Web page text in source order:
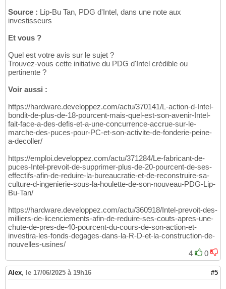
Source : Lip-Bu Tan, PDG d'Intel, dans une note aux
investisseurs
Et vous ?
Quel est votre avis sur le sujet ?
Trouvez-vous cette initiative du PDG d'Intel crédible ou
pertinente ?
Voir aussi :
https://hardware.developpez.com/actu/370141/L-action-d-Intel-
bondit-de-plus-de-18-pourcent-mais-quel-est-son-avenir-Intel-
fait-face-a-des-defis-et-a-une-concurrence-accrue-sur-le-
marche-des-puces-pour-PC-et-son-activite-de-fonderie-peine-
a-decoller/
https://emploi.developpez.com/actu/371284/Le-fabricant-de-
puces-Intel-prevoit-de-supprimer-plus-de-20-pourcent-de-ses-
effectifs-afin-de-reduire-la-bureaucratie-et-de-reconstruire-sa-
culture-d-ingenierie-sous-la-houlette-de-son-nouveau-PDG-Lip-
Bu-Tan/
https://hardware.developpez.com/actu/360918/Intel-prevoit-des-
milliers-de-licenciements-afin-de-reduire-ses-couts-apres-une-
chute-de-pres-de-40-pourcent-du-cours-de-son-action-et-
investira-les-fonds-degages-dans-la-R-D-et-la-construction-de-
nouvelles-usines/
4
0
Alex, le 17/06/2025 à 19h16 #5